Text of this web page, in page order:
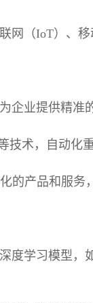
网（IoT）、移
企业提供精准
技术，自动化
的产品和服务
度学习模型，